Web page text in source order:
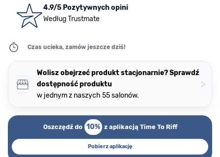
4.9/5 Pozytywnych opini
Według Trustmate
Czas ucieka, zamów jeszcze dziś!
Wolisz obejrzeć produkt stacjonarnie? Sprawdź
dostępność produktu
w jednym z naszych 55 salonów.
>
Oszczędź do 10% z aplikacją Time To Riff
Pobierz aplikację